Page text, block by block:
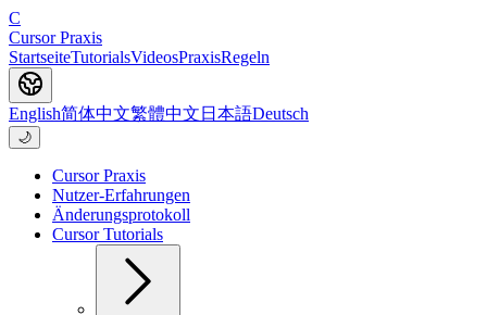
C
Cursor Praxis
StartseiteTutorialsVideosPraxisRegeln
English简体中文繁體中文 日本語Deutsch
🌙
Cursor Praxis
Nutzer-Erfahrungen
Änderungsprotokoll
Cursor Tutorials